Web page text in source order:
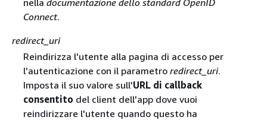
Connect.
redirect_uri
Reindirizza l'utente alla pagina di accesso per
l'autenticazione con il parametro redirect_uri.
Imposta il suo valore sull'URL di callback
consentito del client dell'app dove vuoi
reindirizzare l'utente quando questo ha